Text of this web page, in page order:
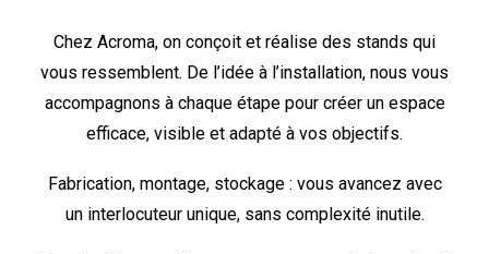
Chez Acroma, on conçoit et réalise des stands qui
vous ressemblent. De l’idée à l’installation, nous vous
accompagnons à chaque étape pour créer un espace
efficace, visible et adapté à vos objectifs.
Fabrication, montage, stockage : vous avancez avec
un interlocuteur unique, sans complexité inutile.